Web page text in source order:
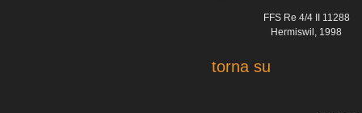
FFS Re 4/4 II 11288
Hermiswil, 1998
torna su